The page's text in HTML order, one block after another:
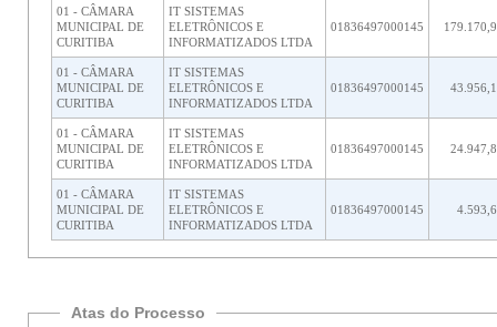
01 - CÂMARA
MUNICIPAL DE
CURITIBA
IT SISTEMAS
ELETRÔNICOS E
INFORMATIZADOS LTDA
01836497000145
01 - CÂMARA
MUNICIPAL DE
CURITIBA
IT SISTEMAS
ELETRÔNICOS E
INFORMATIZADOS LTDA
01836497000145
01 - CÂMARA
MUNICIPAL DE
CURITIBA
IT SISTEMAS
ELETRÔNICOS E
INFORMATIZADOS LTDA
01836497000145
01 - CÂMARA
MUNICIPAL DE
CURITIBA
IT SISTEMAS
ELETRÔNICOS E
INFORMATIZADOS LTDA
01836497000145
Atas do Processo